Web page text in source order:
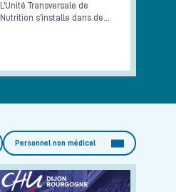
L’Unité Transversale de
Nutrition s’installe dans de…
Personnel non médical